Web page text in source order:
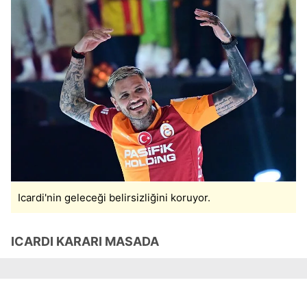
Icardi'nin geleceği belirsizliğini koruyor.
ICARDI KARARI MASADA